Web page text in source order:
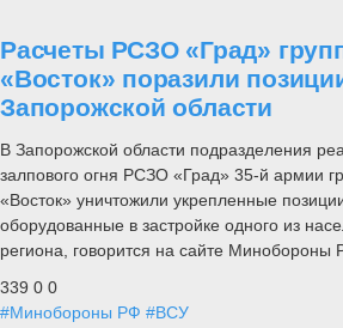
Расчеты РСЗО «Град»
«Восток» поразили
Запорожской области
В Запорожской области подразделения
залпового огня РСЗО «Град» 35-й армии
«Восток» уничтожили укрепленные
оборудованные в застройке одного из
региона, говорится на сайте Минобороны
339 0 0
#Минобороны РФ #ВСУ